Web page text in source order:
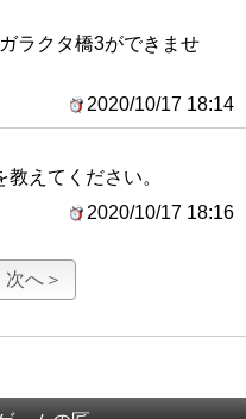
ラクタ橋3ができませ
2020/10/17 18:14
えてください。
2020/10/17 18:16
次へ＞